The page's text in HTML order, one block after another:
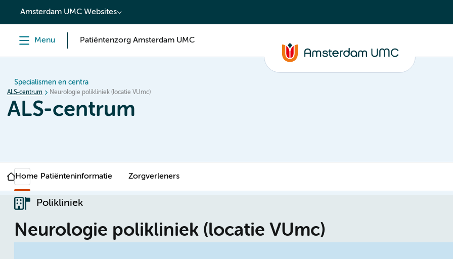
content
Amsterdam UMC Websites
Menu Patiëntenzorg Amsterdam UMC
Specialismen en centra
ALS-centrum Neurologie polikliniek (locatie VUmc)
ALS-centrum
Home Patiënteninformatie Zorgverleners
Polikliniek
Neurologie polikliniek (locatie VUmc)